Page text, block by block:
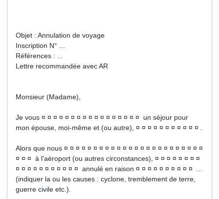
Objet : Annulation de voyage
Inscription N° ...
Références : ...
Lettre recommandée avec AR
Monsieur (Madame),
Je vous ¤ ¤ ¤ ¤ ¤ ¤ ¤ ¤ ¤ ¤ ¤ ¤ ¤ ¤ ¤ ¤ ¤ un séjour pour
mon épouse, moi-même et (ou autre), ¤ ¤ ¤ ¤ ¤ ¤ ¤ ¤ ¤ ¤ ¤ .
Alors que nous ¤ ¤ ¤ ¤ ¤ ¤ ¤ ¤ ¤ ¤ ¤ ¤ ¤ ¤ ¤ ¤ ¤ ¤ ¤ ¤ ¤ ¤ ¤ ¤
¤ ¤ ¤ à l'aéroport (ou autres circonstances), ¤ ¤ ¤ ¤ ¤ ¤ ¤ ¤
¤ ¤ ¤ ¤ ¤ ¤ ¤ ¤ ¤ ¤ ¤ annulé en raison ¤ ¤ ¤ ¤ ¤ ¤ ¤ ¤ ¤ ¤ ...
(indiquer la ou les causes : cyclone, tremblement de terre,
guerre civile etc.).